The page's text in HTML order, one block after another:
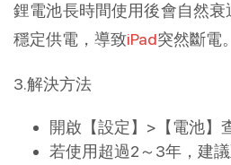
鋰電池長時間使用後會自然
穩定供電，導致iPad突然斷電。
3.解決方法
開啟【設定】>【電池】
若使用超過2～3年，建